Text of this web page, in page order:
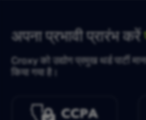
अपना प्रभावी प्रारंभ करें
Croxy को उद्योग प्रमुख थर्ड पार्टी
किया गया है।